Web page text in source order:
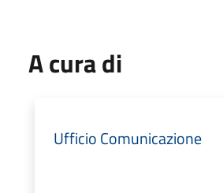
A cura di
Ufficio Comunicazione